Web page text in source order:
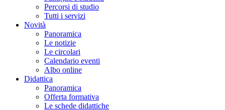
Percorsi di studio
Tutti i servizi
Novità
Panoramica
Le notizie
Le circolari
Calendario eventi
Albo online
Didattica
Panoramica
Offerta formativa
Le schede didattiche